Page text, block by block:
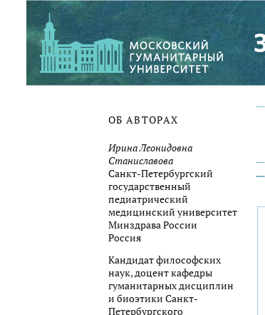
ОБ АВТОРАХ
Ирина Леонидовна
Станиславова
Санкт-Петербургский
государственный
педиатрический
медицинский университет
Минздрава России
Россия
Кандидат философских
наук, доцент кафедры
гуманитарных дисциплин
и биоэтики Санкт-
Петербургского